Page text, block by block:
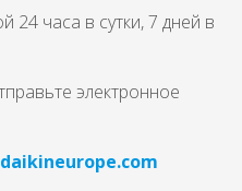
24 часа в сутки, 7 дней в
электронное